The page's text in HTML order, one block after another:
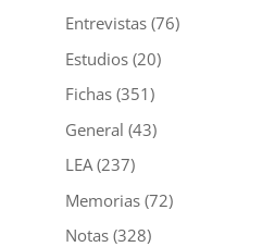
Entrevistas(76)
Estudios(20)
Fichas(351)
General (43)
LEA(237)
Memorias(72)
Notas(328)